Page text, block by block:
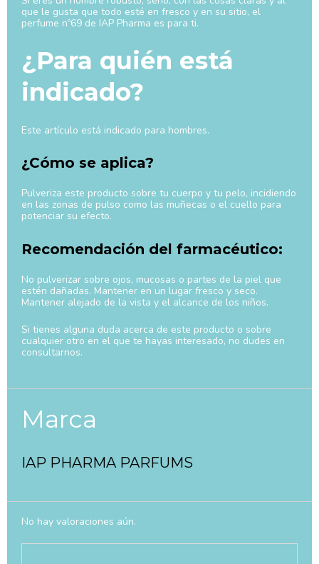
que le gusta que todo esté en fresco y en su sitio, el
perfume nº69 de IAP Pharma es para ti.
¿Para quién está
indicado?
Este artículo está indicado para hombres.
¿Cómo se aplica?
Pulveriza este producto sobre tu cuerpo y tu pelo, incidiendo
en las zonas de pulso como las muñecas o el cuello para
potenciar su efecto.
Recomendación del farmacéutico:
No pulverizar sobre ojos, mucosas o partes de la piel que
estén dañadas. Mantener en un lugar fresco y seco.
Mantener alejado de la vista y el alcance de los niños.
Si tienes alguna duda acerca de este producto o sobre
cualquier otro en el que te hayas interesado, no dudes en
consultarnos.
Marca
IAP PHARMA PARFUMS
No hay valoraciones aún.